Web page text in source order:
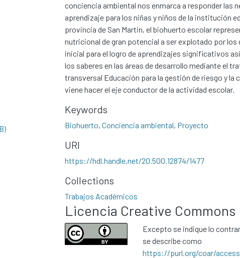
conciencia ambiental nos enmarca a responder las
aprendizaje para los niñas y niños de la institución
provincia de San Martin, el biohuerto escolar
nutricional de gran potencial a ser explotado por los
inicial para el logro de aprendizajes significativos
los saberes en las áreas de desarrollo mediante el
transversal Educación para la gestión de riesgo y la
viene hacer el eje conductor de la actividad escolar.
Keywords
Biohuerto, Conciencia ambiental, Proyecto
URI
https://hdl.handle.net/20.500.12874/1477
Collections
Trabajos Académicos
Licencia Creative Commons
Excepto se indique lo
se describe como
https://purl.org/coar/